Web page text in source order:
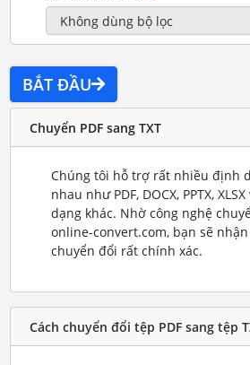
BẮT ĐẦU
Chuyển PDF sang TXT
Chúng tôi hỗ trợ rất nhiều định
nhau như PDF, DOCX, PPTX,
dạng khác. Nhờ công nghệ
online-convert.com, bạn sẽ
chuyển đổi rất chính xác.
Cách chuyển đổi tệp PDF sang tệp